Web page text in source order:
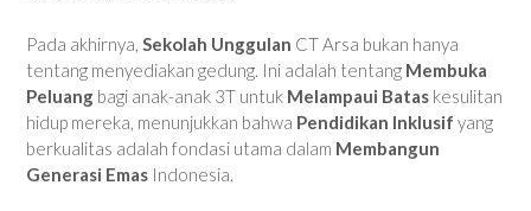
Pada akhirnya, Sekolah Unggulan CT Arsa bukan hanya
tentang menyediakan gedung. Ini adalah tentang Membuka
Peluang bagi anak-anak 3T untuk Melampaui Batas kesulitan
hidup mereka, menunjukkan bahwa Pendidikan Inklusif yang
berkualitas adalah fondasi utama dalam Membangun
Generasi Emas Indonesia.